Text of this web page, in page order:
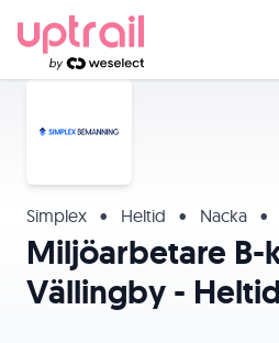
Simplex • Heltid • Nacka •
Miljöarbetare
Vällingby - Heltid